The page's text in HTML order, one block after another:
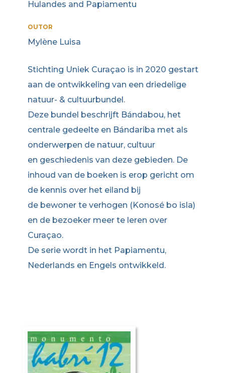
Hulandes and Papiamentu
OUTOR
Mylène Luisa
Stichting Uniek Curaçao is in 2020 gestart
aan de ontwikkeling van een driedelige
natuur- & cultuurbundel.
Deze bundel beschrijft Bándabou, het
centrale gedeelte en Bándariba met als
onderwerpen de natuur, cultuur
en geschiedenis van deze gebieden. De
inhoud van de boeken is erop gericht om
de kennis over het eiland bij
de bewoner te verhogen (Konosé bo isla)
en de bezoeker meer te leren over
Curaçao.
De serie wordt in het Papiamentu,
Nederlands en Engels ontwikkeld.